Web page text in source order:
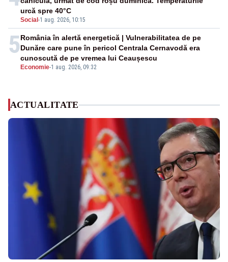
Social -1 aug. 2026, 10:15
urcă spre 40°C
5
Economie-1 aug. 2026, 09:32
România în alertă energetică | Vulnerabilitatea de pe
Dunăre care pune în pericol Centrala Cernavodă era
cunoscută de pe vremea lui Ceaușescu
ACTUALITATE